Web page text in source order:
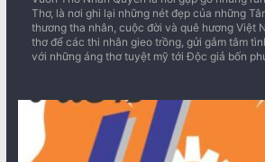
Thơ, là nơi ghi lại những nét đẹp của những
thương tha nhân, cuộc đời và quê hương Việt
thơ để các thi nhân gieo trồng, gửi gắm tâm
với những áng thơ tuyệt mỹ tới Độc giả bốn